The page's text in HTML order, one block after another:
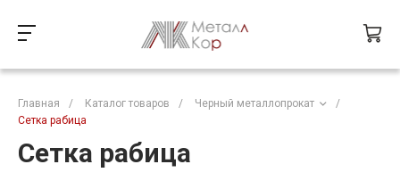
Главная / Каталог товаров / Черный металлопрокат
/
Сетка рабица
Сетка рабица